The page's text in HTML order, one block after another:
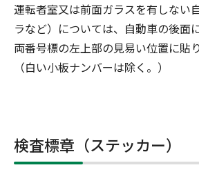
運転者室又は前面ガラスを有しない
ラなど）については、自動車の後面
両番号標の左上部の見易い位置に貼
（白い小板ナンバーは除く。）
検査標章（ステッカー）